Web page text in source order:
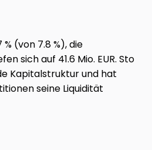
% (von 7.8 %), die
sich auf 41.6 Mio. EUR. Sto
Kapitalstruktur und hat
seine Liquidität